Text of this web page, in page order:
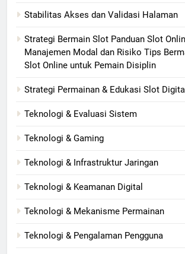
Stabilitas Akses dan Validasi Halaman
Strategi Bermain Slot Panduan Slot
Manajemen Modal dan Risiko Tips
Slot Online untuk Pemain Disiplin
Strategi Permainan & Edukasi Slot Digital
Teknologi & Evaluasi Sistem
Teknologi & Gaming
Teknologi & Infrastruktur Jaringan
Teknologi & Keamanan Digital
Teknologi & Mekanisme Permainan
Teknologi & Pengalaman Pengguna